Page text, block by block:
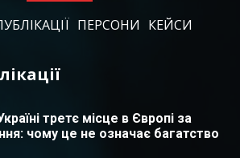
ПЕРСОНИ КЕЙСИ
третє місце в Європі за
чому це не означає багатство